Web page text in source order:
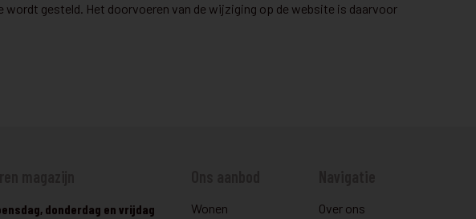
wordt gesteld. Het doorvoeren van de wijziging op de website is daarvoor
donderdag en vrijdag Wonen Over ons